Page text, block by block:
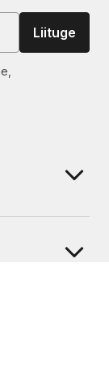
Liituge